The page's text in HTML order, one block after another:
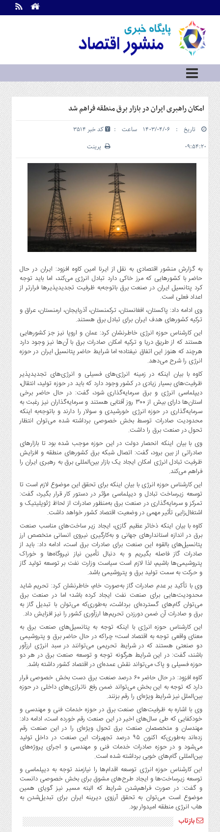
اطلاعات
تماس
ما
درباره
ما
سرویس
ها
بازار
سرمایه
و
بورس
و
شهری
گاز
و
پتروشیمی
و
خودرو
استارت
آپ
و
فن
آوری
بانک
،
بیمه
و
ارز
دیجیتال
کشاورزی
و
صنایع
غذایی
سیاسی
و
بین
الملل
نگاه
روز
گوناگون
امکان راهبری ایران در بازار برق منطقه فراهم شد
تاریخ : ۱۴۰۳/۰۴/۰۶ ساعت :
۰۹:۵۴:۲۰
کد خبر 3514
پرینت
به گزارش منشور اقتصادی به نقل از ایرنا امین کاوه افزود: ایران در حال
حاضر با کشورهایی که مرز خاکی دارد تبادل انرژی می‌کند، اما باید توجه
کرد پتانسیل ایران در صنعت برق باتوجه‌به ظرفیت تجدیدپذیرها فرارتر از
اعداد فعلی است.
وی ادامه داد: پاکستان، افغانستان، ترکمنستان، آذربایجان، ارمنستان، عراق و
ترکیه کشورهای هدف ایران برای تبادل برق هستند.
این کارشناس حوزه انرژی خاطرنشان کرد: عمان و اروپا نیز جز کشورهایی
هستند که از طریق دریا و ترکیه امکان صادرات برق با آن‌ها نیز وجود دارد
هرچند که هنوز این اتفاق نیفتاده؛ اما شرایط حاضر پتانسیل ایران در حوزه
انرژی را شرح می‌دهد.
کاوه با بیان اینکه در زمینه انرژی‌های فسیلی و انرژی‌های تجدیدپذیر
ظرفیت‌های بسیار زیادی در کشور وجود دارد که باید در حوزه تولید، انتقال،
دیپلماسی انرژی و برق سرمایه‌گذاری شود، گفت: در حال حاضر برخی
استان‌ها دارای بیش از ۳۰۰ روز آفتابی هستند و سرمایه‌گذاران نیز رغبت به
سرمایه‌گذاری در حوزه انرژی خورشیدی و سولار را دارند و باتوجه‌به اینکه
محدودیت صادرات توسط بخش خصوصی برداشته شده می‌توان انتظار
تحول در صنعت برق را داشت.
وی با بیان اینکه انحصار دولت در این حوزه موجب شده بود تا بازارهای
صادراتی از بین برود، گفت: اتصال شبکه برق کشورهای منطقه و افزایش
ظرفیت تبادل انرژی امکان ایجاد یک بازار بین‌المللی برق به رهبری ایران را
فراهم می‌کند.
این کارشناس حوزه انرژی با بیان اینکه برای تحقق این موضوع لازم است تا
توسعه زیرساخت تبادل و دیپلماسی مؤثر در دستور کار قرار بگیرد، گفت:
تمرکز و سرمایه‌گذاری در صنعت برق به‌منظور صادرات از لحاظ ژئوپلیتیک و
اشتغال‌زایی تأثیر مهمی در وضعیت اقتصاد کشور خواهد داشت.
کاوه با بیان اینکه ذخائر عظیم گازی، ایجاد زیر ساخت‌های مناسب صنعت
برق در اندازه استاندارهای جهانی و به‌کارگیری نیروی انسانی متخصص ارز
پتانسیل‌های بالقوه این صنعت برای صادرات برق است، ادامه داد: باید از
صادرات گاز فاصله بگیریم و به دنبال تأمین نیاز نیروگاه‌ها و خوراک
پتروشیمی‌ها باشیم، لذا لازم است سیاست وزارت نفت بر توسعه تولید گاز
و حرکت به سمت تولید برق و پتروشیمی باشد.
وی با تأکید بر عدم صادرات گاز به‌صورت خام، خاطرنشان کرد: تحریم شاید
محدودیت‌هایی برای صنعت نفت ایجاد کرده باشد؛ اما در صنعت برق
می‌توان گام‌های گسترده‌ای برداشت، به‌طوری‌که می‌توان با تبدیل گاز به
برق و صادرات آن ضمن دورزدن تحریم‌ها ارزآوری کشور را نیز افزایش داد.
این کارشناس حوزه انرژی با اینکه توجه به پتانسیل‌های صنعت برق به
معنای واقعی توجه به اقتصاد است؛ چراکه در حال حاضر برق و پتروشیمی
دو صنعتی هستند که در شرایط تحریمی می‌توانند در سبد انرژی ارزآور
باشند، گفت: در این شرایط هرگونه توجه و توسعه صنعت برق در هر دو
حوزه فسیلی و پاک می‌تواند نقش عمده‌ای در اقتصاد کشور داشته باشد.
کاوه افزود: در حال حاضر ۶۰ درصد صنعت برق دست بخش خصوصی قرار
دارد که توجه به این بخش می‌تواند ضمن رفع ناترازی‌های داخلی در حوزه
بین‌الملل نیز شرایط ویژه‌ای را رقم بزنند.
وی با اشاره به ظرفیت‌های صنعت برق در حوزه خدمات فنی و مهندسی و
خودکفایی که طی سال‌های اخیر در این صنعت رقم خورده است، ادامه داد:
مهندسان و متخصصان صنعت برق تحول ویژه‌ای را در این صنعت رقم
زده‌اند به‌طوری‌که اکنون ۹۵ درصد تجهیزات این صنعت در داخل تولید
می‌شود و در حوزه صادرات خدمات فنی و مهندسی و اجرای پروژه‌های
بین‌المللی گام‌های خوبی برداشته شده است.
این کارشناس حوزه انرژی توسعه اقدام‌ها را نیازمند توجه به دیپلماسی و
توسعه زیرساخت‌ها و ایجاد طرح‌های مشوق برای بخش خصوصی دانست
و گفت: در صورت فراهم‌شدن شرایط که البته مسیر نیز گویای همین
موضوع است می‌توان به تحقق آرزوی دیرینه ایران برای تبدیل‌شدن به
هاب انرژی منطقه امیدوار بود.
بازتاب